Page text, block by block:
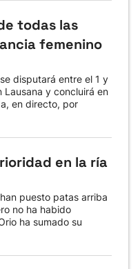
todas las
femenino
disputará entre el 1 y
y concluirá en
en directo, por
en la ría
puesto patas arriba
no ha habido
ha sumado su